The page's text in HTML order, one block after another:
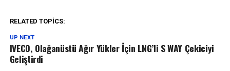
RELATED TOPICS:
UP NEXT
IVECO, Olağanüstü Ağır Yükler İçin LNG’li S WAY Çekiciyi
Geliştirdi